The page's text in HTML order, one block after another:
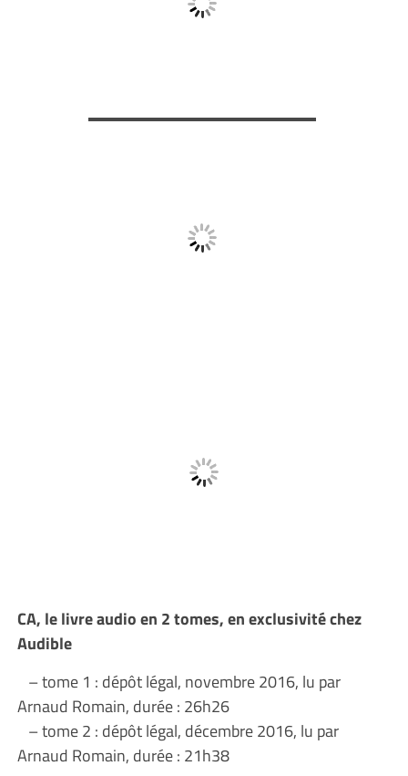
CA, le livre audio en 2 tomes, en exclusivité chez
Audible
– tome 1 : dépôt légal, novembre 2016, lu par
Arnaud Romain, durée : 26h26
– tome 2 : dépôt légal, décembre 2016, lu par
Arnaud Romain, durée : 21h38